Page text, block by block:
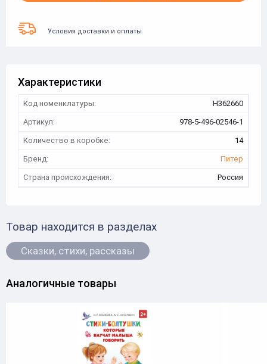
Условия доставки и оплаты
Характеристики
Код номенклатуры:
Н362660
Артикул:
978-5-496-02546-1
Количество в коробке:
14
Бренд:
Питер
Страна происхождения:
Россия
Товар находится в разделах
Сказки, стихи, рассказы
Аналогичные товары